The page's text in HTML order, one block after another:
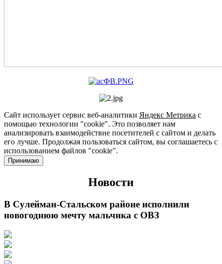
Сайт использует сервис веб-аналитики Яндекс Метрика с
помощью технологии "cookie". Это позволяет нам
анализировать взаимодействие посетителей с сайтом и делать
его лучше. Продолжая пользоваться сайтом, вы соглашаетесь с
использованием файлов "cookie".
Принимаю
Новости
В Сулейман-Стальском районе исполнили
новогоднюю мечту мальчика с ОВЗ